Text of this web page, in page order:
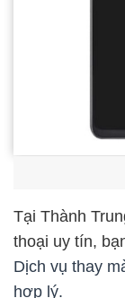
Tại Thành
thoại uy tín,
Dịch vụ thay
hợp lý.